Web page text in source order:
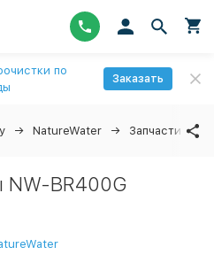
по
Заказать
NatureWater Запчасти
BR400G